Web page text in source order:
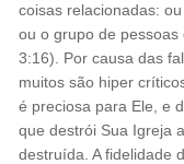
coisas relacionadas:
ou o grupo de
3:16). Por causa das
muitos são hiper
é preciosa para Ele, e
que destrói Sua Igreja
destruída. A fidelidade